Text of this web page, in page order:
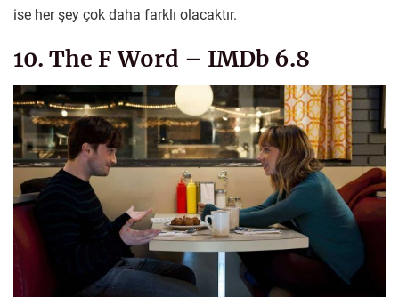
ise her şey çok daha farklı olacaktır.
10. The F Word – IMDb 6.8